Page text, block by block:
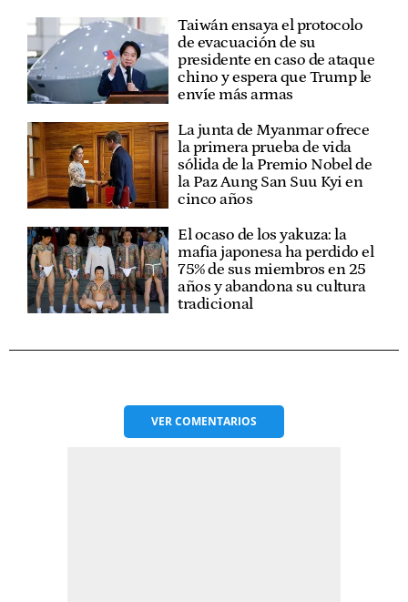
Taiwán ensaya el protocolo
de evacuación de su
presidente en caso de ataque
chino y espera que Trump le
envíe más armas
La junta de Myanmar ofrece
la primera prueba de vida
sólida de la Premio Nobel de
la Paz Aung San Suu Kyi en
cinco años
El ocaso de los yakuza: la
mafia japonesa ha perdido el
75% de sus miembros en 25
años y abandona su cultura
tradicional
VERCOMENTARIOS